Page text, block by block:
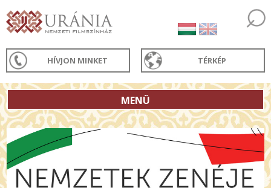
HÍVJON MINKET TÉRKÉP
MENÜ